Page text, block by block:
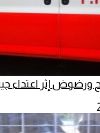
إثر اعتداء